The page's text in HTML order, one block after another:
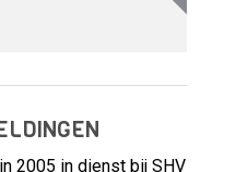
2005 in dienst bij SHV